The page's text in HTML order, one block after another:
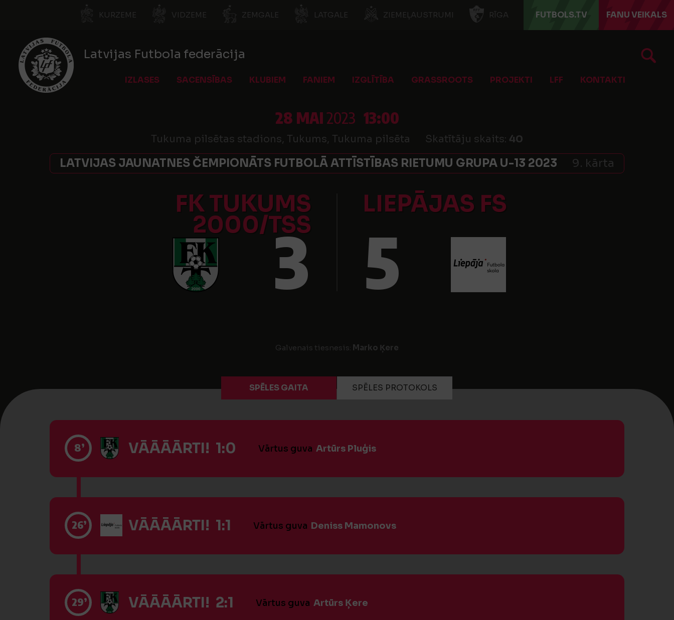
KURZEME VIDZEME ZEMGALE LATGALE ZIEMEĻAUSTRUMI RĪGA FUTBOLS.TV FANU VEIKALS
Latvijas Futbola federācija
IZLASES SACENSĪBAS KLUBIEM FANIEM IZGLĪTĪBA GRASSROOTS PROJEKTI LFF KONTAKTI
28 MAI2023 13:00
Tukuma pilsētas stadions, Tukums, Tukuma pilsēta Skatītāju skaits: 40
LATVIJAS JAUNATNES ČEMPIONĀTS FUTBOLĀ ATTĪSTĪBAS RIETUMU GRUPA U-13 2023 9. kārta
FK TUKUMS
2000/TSS
LIEPĀJAS FS
3 5
Galvenais tiesnesis: Marko Ķere
SPĒLES GAITA SPĒLES PROTOKOLS
8’ VĀĀĀĀRTI! 1:0 Vārtus guva Artūrs Pluģis
26’ VĀĀĀĀRTI! 1:1 Vārtus guva Deniss Mamonovs
29’ VĀĀĀĀRTI! 2:1 Vārtus guva Artūrs Ķere